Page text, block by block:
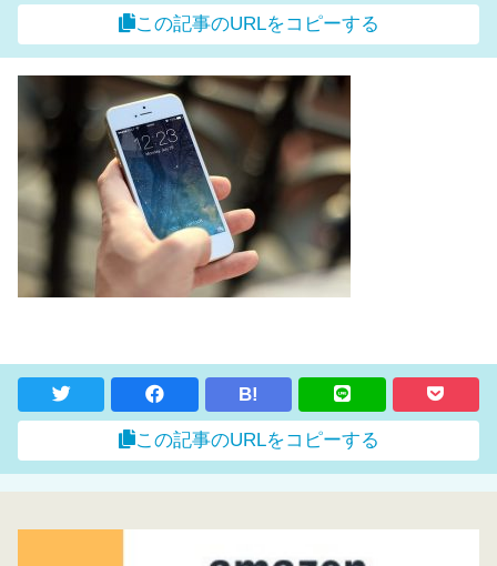
この記事のURLをコピーする
B!
この記事のURLをコピーする